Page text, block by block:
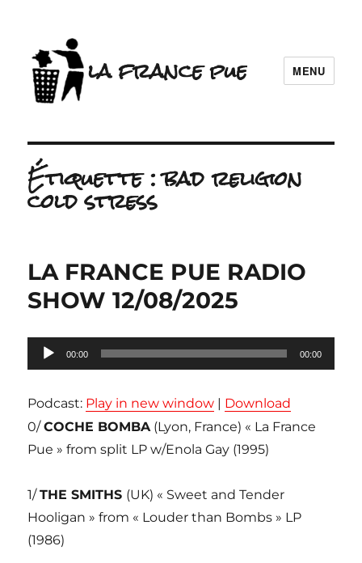
la france pue MENU
Étiquette :bad religion
cold stress
LA FRANCE PUE RADIO
SHOW 12/08/2025
Lecteur
audio
00:00 00:00
Podcast: Play in new window | Download
0/COCHE BOMBA(Lyon, France) « La France
Pue » from split LP w/Enola Gay (1995)
1/THE SMITHS (UK) « Sweet and Tender
Hooligan » from « Louder than Bombs » LP
(1986)